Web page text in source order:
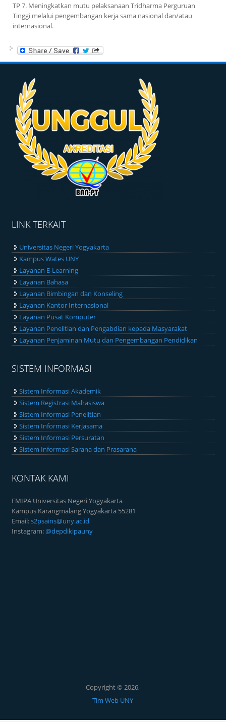
TP 7. Meningkatkan mutu pelaksanaan Tridharma Perguruan
Tinggi melalui pengembangan kerja sama nasional dan/atau
internasional.
LINK TERKAIT
Universitas Negeri Yogyakarta
Kampus Wates UNY
Layanan E-Learning
Layanan Bahasa
Layanan Bimbingan dan Konseling
Layanan Kantor Internasional
Layanan Pusat Komputer
Layanan Penelitian dan Pengabdian kepada Masyarakat
Layanan Penjaminan Mutu dan Pengembangan Pendidikan
SISTEM INFORMASI
Sistem Informasi Akademik
Sistem Registrasi Mahasiswa
Sistem Informasi Penelitian
Sistem Informasi Kerjasama
Sistem Informasi Persuratan
Sistem Informasi Sarana dan Prasarana
KONTAK KAMI
FMIPA Universitas Negeri Yogyakarta
Kampus Karangmalang Yogyakarta 55281
Email:s2psains@uny.ac.id
Instagram:@depdikipauny
Copyright © 2026,
Tim Web UNY